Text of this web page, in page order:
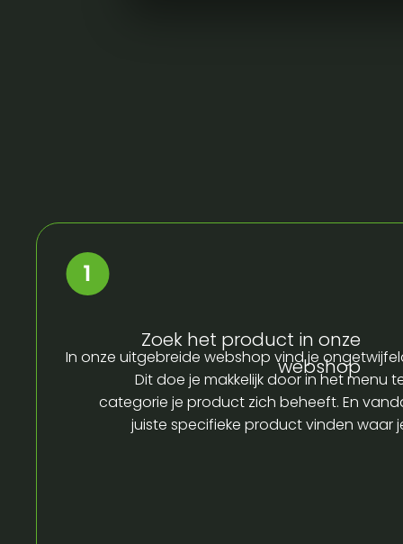
Zoek het product in onze
webshop
In onze uitgebreide webshop vind je
Dit doe je makkelijk door in het menu
categorie je product zich beheeft. En
juiste specifieke product vinden waar